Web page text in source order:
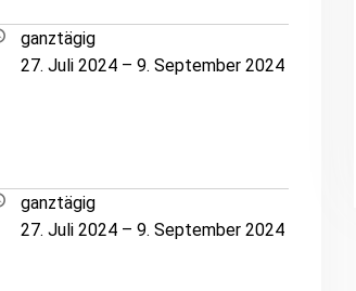
ganztägig
27. Juli 2024 – 9. September 2024
ganztägig
27. Juli 2024 – 9. September 2024